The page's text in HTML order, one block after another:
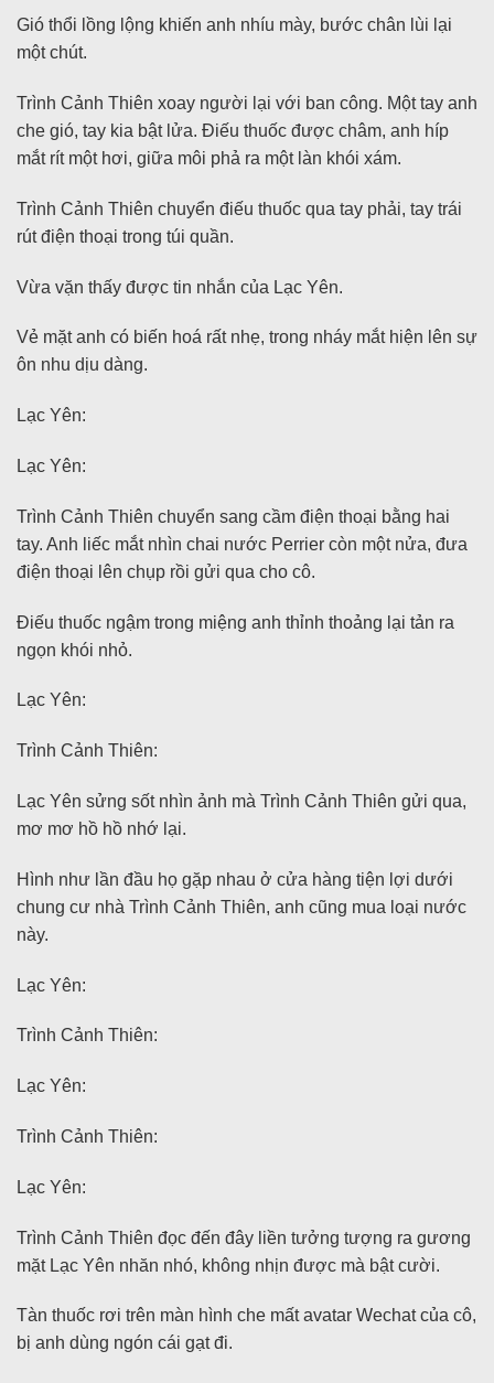
Gió thổi lồng lộng khiến anh nhíu mày, bước chân lùi lại
một chút.
Trình Cảnh Thiên xoay người lại với ban công. Một tay anh
che gió, tay kia bật lửa. Điếu thuốc được châm, anh híp
mắt rít một hơi, giữa môi phả ra một làn khói xám.
Trình Cảnh Thiên chuyển điếu thuốc qua tay phải, tay trái
rút điện thoại trong túi quần.
Vừa vặn thấy được tin nhắn của Lạc Yên.
Vẻ mặt anh có biến hoá rất nhẹ, trong nháy mắt hiện lên sự
ôn nhu dịu dàng.
Lạc Yên:
Lạc Yên:
Trình Cảnh Thiên chuyển sang cầm điện thoại bằng hai
tay. Anh liếc mắt nhìn chai nước Perrier còn một nửa, đưa
điện thoại lên chụp rồi gửi qua cho cô.
Điếu thuốc ngậm trong miệng anh thỉnh thoảng lại tản ra
ngọn khói nhỏ.
Lạc Yên:
Trình Cảnh Thiên:
Lạc Yên sửng sốt nhìn ảnh mà Trình Cảnh Thiên gửi qua,
mơ mơ hồ hồ nhớ lại.
Hình như lần đầu họ gặp nhau ở cửa hàng tiện lợi dưới
chung cư nhà Trình Cảnh Thiên, anh cũng mua loại nước
này.
Lạc Yên:
Trình Cảnh Thiên:
Lạc Yên:
Trình Cảnh Thiên:
Lạc Yên:
Trình Cảnh Thiên đọc đến đây liền tưởng tượng ra gương
mặt Lạc Yên nhăn nhó, không nhịn được mà bật cười.
Tàn thuốc rơi trên màn hình che mất avatar Wechat của cô,
bị anh dùng ngón cái gạt đi.